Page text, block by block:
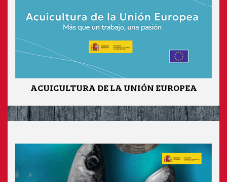
ACUICULTURA DE LA UNIÓN EUROPEA